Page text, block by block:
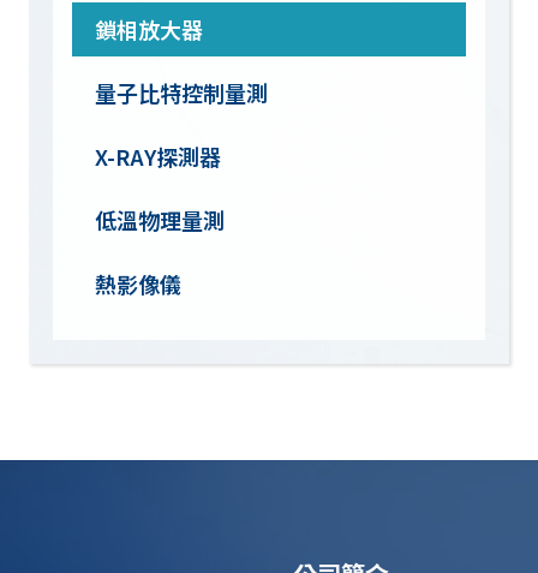
鎖相放大器
量子比特控制量測
X-RAY探測器
低溫物理量測
熱影像儀